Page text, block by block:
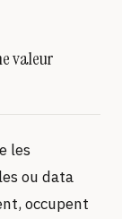
valeur
les
ou data
occupent